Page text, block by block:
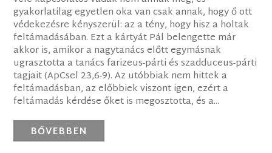
gyakorlatilag egyetlen oka van csak annak, hogy ő ott
védekezésre kényszerül: az a tény, hogy hisz a holtak
feltámadásában. Ezt a kártyát Pál belengette már
akkor is, amikor a nagytanács előtt egymásnak
ugrasztotta a tanács farizeus-párti és szadduceus-párti
tagjait (ApCsel 23,6-9). Az utóbbiak nem hittek a
feltámadásban, az előbbiek viszont igen, ezért a
feltámadás kérdése őket is megosztotta, és a...
BŐVEBBEN